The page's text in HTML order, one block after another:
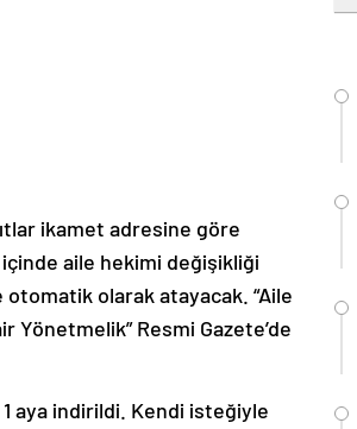
ikamet adresine göre
aile hekimi değişikliği
otomatik olarak atayacak. “Aile
Yönetmelik” Resmi Gazete’de
aya indirildi. Kendi isteğiyle